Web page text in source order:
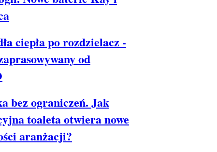
ciepła po rozdzielacz -
od
bez ograniczeń. Jak
toaleta otwiera nowe
aranżacji?